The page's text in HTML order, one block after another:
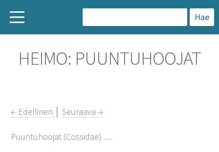
a
k
HEIMO: PUUNTUHOOJAT
← Edellinen │Seuraava →
Puuntuhoojat (Cossidae) …